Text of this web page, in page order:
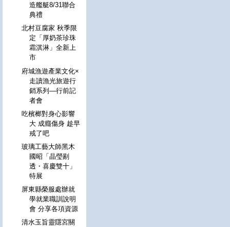
造艦艇8/31聯合
典禮
北村豆腐家 秋季限
定「厚奶茶珍珠
霜淇淋」全新上
市
府城漁遊產業文化×
走讀漁光旅遊行
銷系列—行前記
者會
吃檳榔對身心影響
大 成癮傷身 趁早
戒了吧
玻璃工藝大師黑木
國昭「晶瑩剔
透・喜慶雙十」
特展
屏東縣榮服處辦就
學就業職訓說明
會 分享各項資源
清水玉旨靈隱宮關